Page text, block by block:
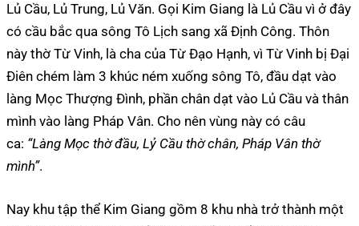
Lủ Cầu, Lủ Trung, Lủ Văn. Gọi Kim Giang là Lủ Cầu vì ở đây
có cầu bắc qua sông Tô Lịch sang xã Định Công. Thôn
này thờ Từ Vinh, là cha của Từ Đạo Hạnh, vì Từ Vinh bị Đại
Điên chém làm 3 khúc ném xuống sông Tô, đầu dạt vào
làng Mọc Thượng Đình, phần chân dạt vào Lủ Cầu và thân
mình vào làng Pháp Vân. Cho nên vùng này có câu
ca: “Làng Mọc thờ đầu, Lỷ Cầu thờ chân, Pháp Vân thờ
mình”.
Nay khu tập thể Kim Giang gồm 8 khu nhà trở thành một